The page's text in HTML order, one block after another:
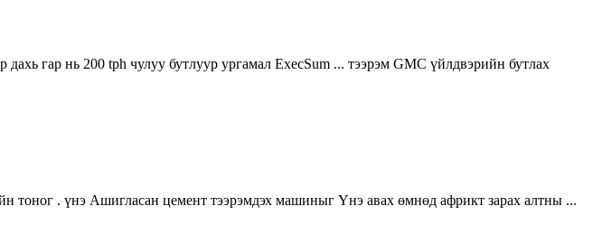
гар нь 200 tph чулуу бутлуур ургамал ExecSum ... тээрэм GMC үйлдвэрийн бутлах
. үнэ Ашигласан цемент тээрэмдэх машиныг Үнэ авах өмнөд африкт зарах алтны ...